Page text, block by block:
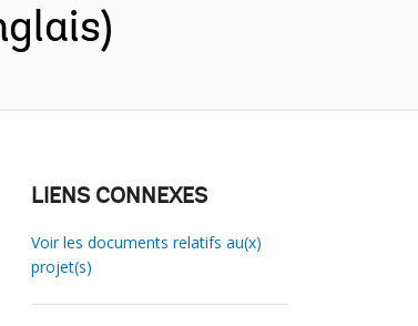
LIENS CONNEXES
Voir les documents relatifs au(x)
projet(s)